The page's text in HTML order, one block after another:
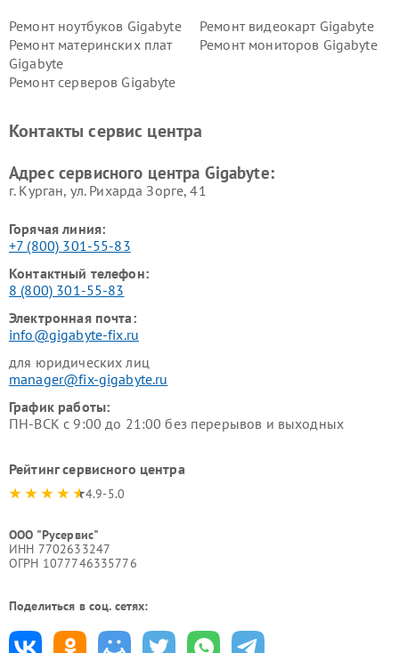
Ремонт ноутбуков Gigabyte
Ремонт видеокарт Gigabyte
Ремонт материнских плат
Gigabyte
Ремонт мониторов Gigabyte
Ремонт серверов Gigabyte
Контакты сервис центра
Адрес сервисного центра Gigabyte:
г. Курган, ул. Рихарда Зорге, 41
Горячая линия:
+7 (800) 301-55-83
Контактный телефон:
8 (800) 301-55-83
Электронная почта:
info@gigabyte-fix.ru
для юридических лиц
manager@fix-gigabyte.ru
График работы:
ПН-ВСК с 9:00 до 21:00 без перерывов и выходных
Рейтинг сервисного центра
4.9-5.0
ООО "Русервис"
ИНН 7702633247
ОГРН 1077746335776
Поделиться в соц. сетях: